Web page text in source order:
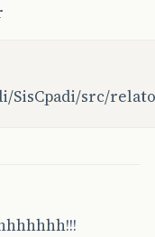
SisCpadi/src/